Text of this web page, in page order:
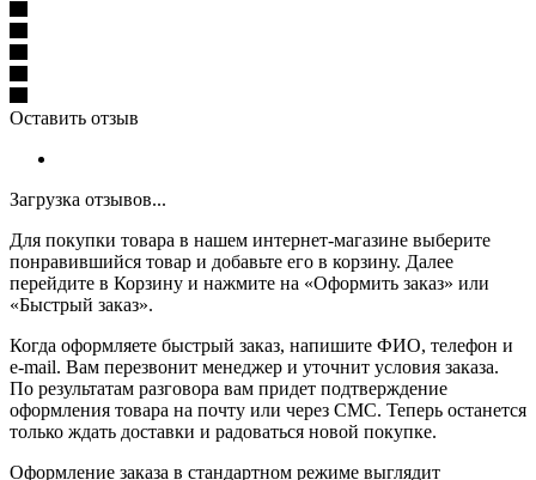
Оставить отзыв
Загрузка отзывов...
Для покупки товара в нашем интернет-магазине выберите
понравившийся товар и добавьте его в корзину. Далее
перейдите в Корзину и нажмите на «Оформить заказ» или
«Быстрый заказ».
Когда оформляете быстрый заказ, напишите ФИО, телефон и
e-mail. Вам перезвонит менеджер и уточнит условия заказа.
По результатам разговора вам придет подтверждение
оформления товара на почту или через СМС. Теперь останется
только ждать доставки и радоваться новой покупке.
Оформление заказа в стандартном режиме выглядит